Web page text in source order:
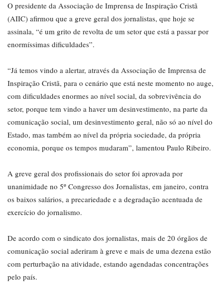
O presidente da Associação de Imprensa de Inspiração Cristã
(AIIC) afirmou que a greve geral dos jornalistas, que hoje se
assinala, “é um grito de revolta de um setor que está a passar por
enormíssimas dificuldades”.
“Já temos vindo a alertar, através da Associação de Imprensa de
Inspiração Cristã, para o cenário que está neste momento no auge,
com dificuldades enormes ao nível social, da sobrevivência do
setor, porque tem vindo a haver um desinvestimento, na parte da
comunicação social, um desinvestimento geral, não só ao nível do
Estado, mas também ao nível da própria sociedade, da própria
economia, porque os tempos mudaram”, lamentou Paulo Ribeiro.
A greve geral dos profissionais do setor foi aprovada por
unanimidade no 5º Congresso dos Jornalistas, em janeiro, contra
os baixos salários, a precariedade e a degradação acentuada de
exercício do jornalismo.
De acordo com o sindicato dos jornalistas, mais de 20 órgãos de
comunicação social aderiram à greve e mais de uma dezena estão
com perturbação na atividade, estando agendadas concentrações
pelo país.